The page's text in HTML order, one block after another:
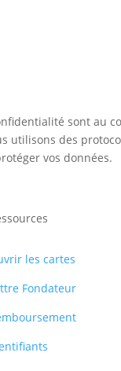
sont au
utilisons des
vos données.
les cartes
Fondateur